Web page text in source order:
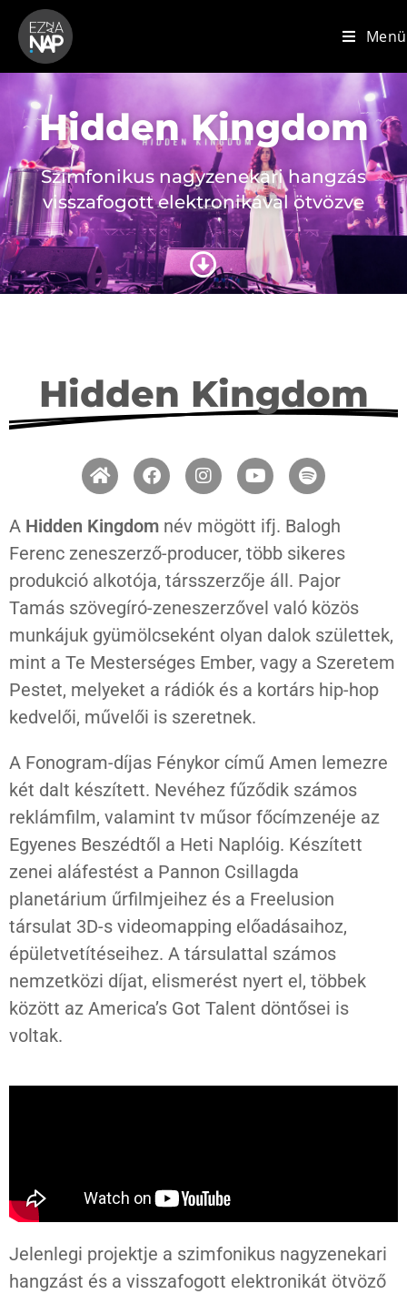
Menü
Hidden Kingdom
Szimfonikus nagyzenekari hangzás
visszafogott elektronikával ötvözve
Hidden Kingdom
A Hidden Kingdom név mögött ifj. Balogh
Ferenc zeneszerző-producer, több sikeres
produkció alkotója, társszerzője áll. Pajor
Tamás szövegíró-zeneszerzővel való közös
munkájuk gyümölcseként olyan dalok születtek,
mint a Te Mesterséges Ember, vagy a Szeretem
Pestet, melyeket a rádiók és a kortárs hip-hop
kedvelői, művelői is szeretnek.
A Fonogram-díjas Fénykor című Amen lemezre
két dalt készített. Nevéhez fűződik számos
reklámfilm, valamint tv műsor főcímzenéje az
Egyenes Beszédtől a Heti Naplóig. Készített
zenei aláfestést a Pannon Csillagda
planetárium űrfilmjeihez és a Freelusion
társulat 3D-s videomapping előadásaihoz,
épületvetítéseihez. A társulattal számos
nemzetközi díjat, elismerést nyert el, többek
között az America’s Got Talent döntősei is
voltak.
Jelenlegi projektje a szimfonikus nagyzenekari
hangzást és a visszafogott elektronikát ötvöző